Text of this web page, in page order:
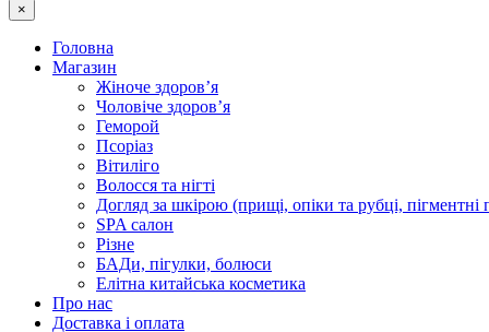
×
Головна
Магазин
Жіноче здоров’я
Чоловіче здоров’я
Геморой
Псоріаз
Вітиліго
Волосся та нігті
Догляд за шкірою (прищі, опіки та рубці, пігментні
SPA салон
Різне
БАДи, пігулки, болюси
Елітна китайська косметика
Про нас
Доставка і оплата